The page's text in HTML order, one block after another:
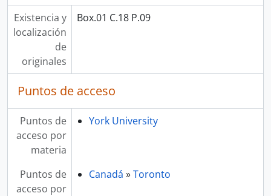
Existencia y
localización
de
originales
Box.01 C.18 P.09
Puntos de acceso
Puntos de
acceso por
materia
York University
Puntos de
acceso por
Canadá »Toronto